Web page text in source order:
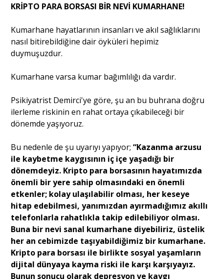
KRİPTO PARA BORSASI BİR NEVİ KUMARHANE!
Kumarhane hayatlarının insanları ve akıl sağlıklarını
nasıl bitirebildiğine dair öyküleri hepimiz
duymuşuzdur.
Kumarhane varsa kumar bağımlılığı da vardır.
Psikiyatrist Demirci'ye göre, şu an bu buhrana doğru
ilerleme riskinin en rahat ortaya çıkabileceği bir
dönemde yaşıyoruz.
Bu nedenle de şu uyarıyı yapıyor;“Kazanma arzusu
ile kaybetme kaygısının iç içe yaşadığı bir
dönemdeyiz. Kripto para borsasının hayatımızda
önemli bir yere sahip olmasındaki en önemli
etkenler; kolay ulaşılabilir olması, her keseye
hitap edebilmesi, yanımızdan ayırmadığımız akıllı
telefonlarla rahatlıkla takip edilebiliyor olması.
Buna bir nevi sanal kumarhane diyebiliriz, üstelik
her an cebimizde taşıyabildiğimiz bir kumarhane.
Kripto para borsası ile birlikte sosyal yaşamların
dijital dünyaya kayma riski ile karşı karşıyayız.
Bunun sonucu olarak depresyon ve kaygı